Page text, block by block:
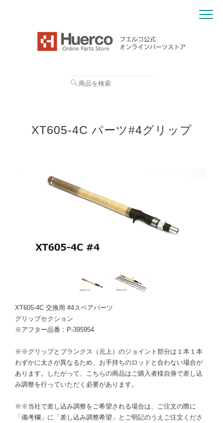
XT605-4C パーツ#4グリップ
XT605-4C 交換用 #4スペアパーツ
グリップセクション
※アフター品番：P-395954
※※グリップとブランクス（元上）のジョイント部分は１本１本
わずかに太さが異なるため、お手持ちのロッドと合わない場合が
あります。したがって、こちらの商品はご購入者様自身で差し込
み調整を行っていただく必要があります。
※※当社で差し込み調整をご希望される場合は、ご注文の際に
「備考欄」に「差し込み調整希望」とご明記のうえご注文くださ